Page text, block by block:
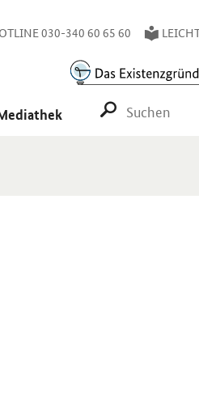
030-340 60 65 60
SUCHE